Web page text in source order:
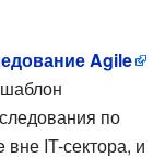
Agile
по
IT-сектора, и